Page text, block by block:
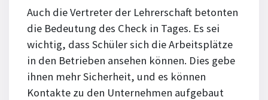
Auch die Vertreter der Lehrerschaft betonten
die Bedeutung des Check in Tages. Es sei
wichtig, dass Schüler sich die Arbeitsplätze
in den Betrieben ansehen können. Dies gebe
ihnen mehr Sicherheit, und es können
Kontakte zu den Unternehmen aufgebaut